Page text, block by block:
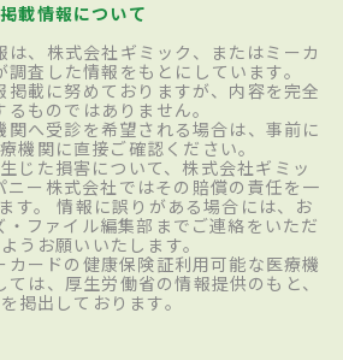
掲載情報について
は、株式会社ギミック、またはミーカ
査した情報をもとにしています。
掲載に努めておりますが、内容を完全
るものではありません。
関へ受診を希望される場合は、事前に
機関に直接ご確認ください。
じた損害について、株式会社ギミッ
ニー株式会社ではその賠償の責任を一
す。 情報に誤りがある場合には、お
・ファイル編集部までご連絡をいただ
うお願いいたします。
カードの健康保険証利用可能な医療機
は、厚生労働省の情報提供のもと、
掲出しております。